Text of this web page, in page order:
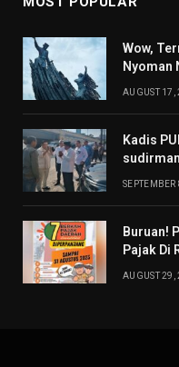
Wow,
Nyoman
AUGUST 17,
Kadis
Buruan!
Pajak Di
AUGUST 29,